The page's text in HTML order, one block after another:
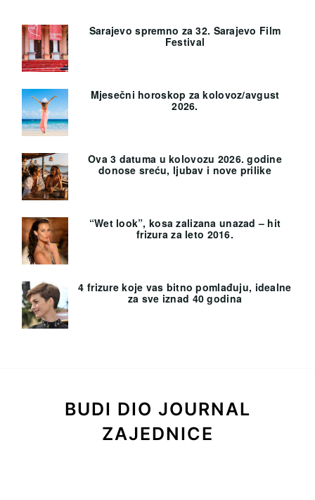
Sarajevo spremno za 32. Sarajevo Film
Festival
Mjesečni horoskop za kolovoz/avgust
2026.
Ova 3 datuma u kolovozu 2026. godine
donose sreću, ljubav i nove prilike
“Wet look”, kosa zalizana unazad – hit
frizura za leto 2016.
4 frizure koje vas bitno pomlađuju, idealne
za sve iznad 40 godina
BUDI DIO JOURNAL
ZAJEDNICE